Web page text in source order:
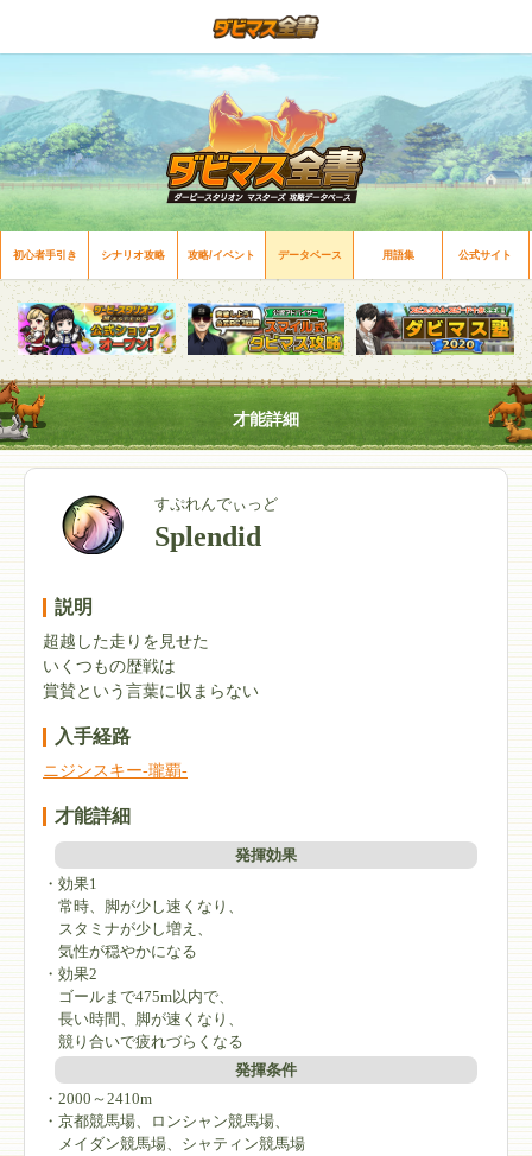
初心者手引き シナリオ攻略 攻略/イベント データベース 用語集 公式サイト
才能詳細
すぷれんでぃっど
Splendid
説明
超越した走りを見せた
いくつもの歴戦は
賞賛という言葉に収まらない
入手経路
ニジンスキー-瓏覇-
才能詳細
発揮効果
・効果1
常時、脚が少し速くなり、
スタミナが少し増え、
気性が穏やかになる
・効果2
ゴールまで475m以内で、
長い時間、脚が速くなり、
競り合いで疲れづらくなる
発揮条件
・2000～2410m
・京都競馬場、ロンシャン競馬場、
メイダン競馬場、シャティン競馬場